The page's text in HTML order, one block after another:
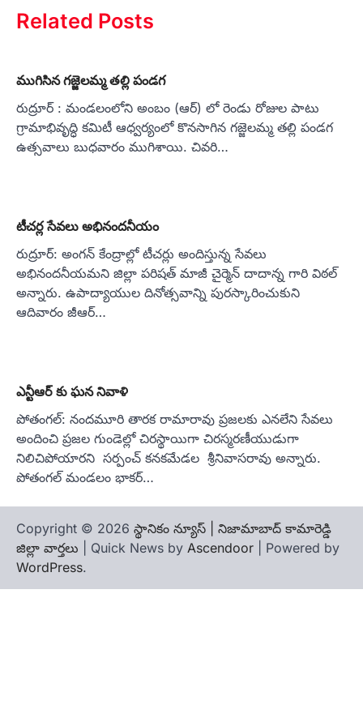
Related Posts
ముగిసిన గజ్జెలమ్మ తల్లి పండగ
రుద్రూర్ : మండలంలోని అంబం (ఆర్) లో రెండు రోజుల పాటు
గ్రామాభివృద్ధి కమిటీ ఆధ్వర్యంలో కొనసాగిన గజ్జెలమ్మ తల్లి పండగ
ఉత్సవాలు బుధవారం ముగిశాయి. చివరి…
టీచర్ల సేవలు అభినందనీయం
రుద్రూర్: అంగన్ కేంద్రాల్లో టీచర్లు అందిస్తున్న సేవలు
అభినందనీయమని జిల్లా పరిషత్ మాజీ చైర్మెన్ దాదాన్న గారి విఠల్
అన్నారు. ఉపాద్యాయుల దినోత్సవాన్ని పురస్కారించుకుని
ఆదివారం జీఆర్…
ఎన్టీఆర్ కు ఘన నివాళి
పోతంగల్: నందమూరి తారక రామారావు ప్రజలకు ఎనలేని సేవలు
అందించి ప్రజల గుండెల్లో చిరస్థాయిగా చిరస్మరణీయుడుగా
నిలిచిపోయారని సర్పంచ్ కనకమేడల శ్రీనివాసరావు అన్నారు.
పోతంగల్ మండలం భాకర్…
Copyright © 2026 స్థానికం న్యూస్ | నిజామాబాద్ కామారెడ్డి
జిల్లా వార్తలు | Quick News by Ascendoor | Powered by
WordPress.